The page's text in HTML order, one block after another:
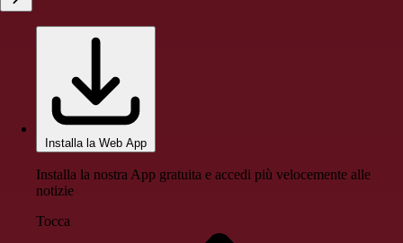
Installa la Web App
Installa la nostra App gratuita e accedi più velocemente alle
notizie
Tocca